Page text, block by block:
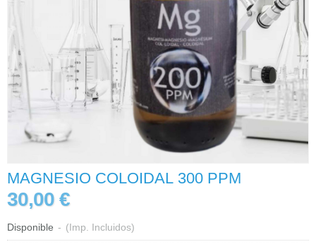
MAGNESIO COLOIDAL 300 PPM
30,00 €
Disponible - (Imp. Incluidos)